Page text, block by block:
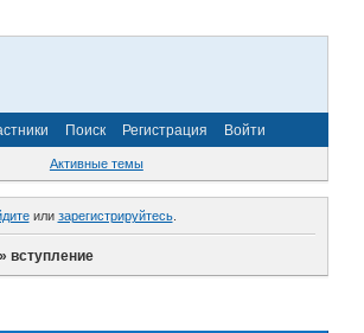
Поиск Регистрация Войти
Активные темы
или зарегистрируйтесь.
»вступление